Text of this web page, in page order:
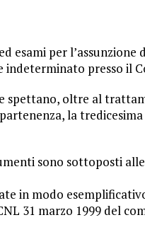
per l’assunzione
indeterminato presso il
spettano, oltre al
la
sono sottoposti
in modo
31 marzo 1999 del